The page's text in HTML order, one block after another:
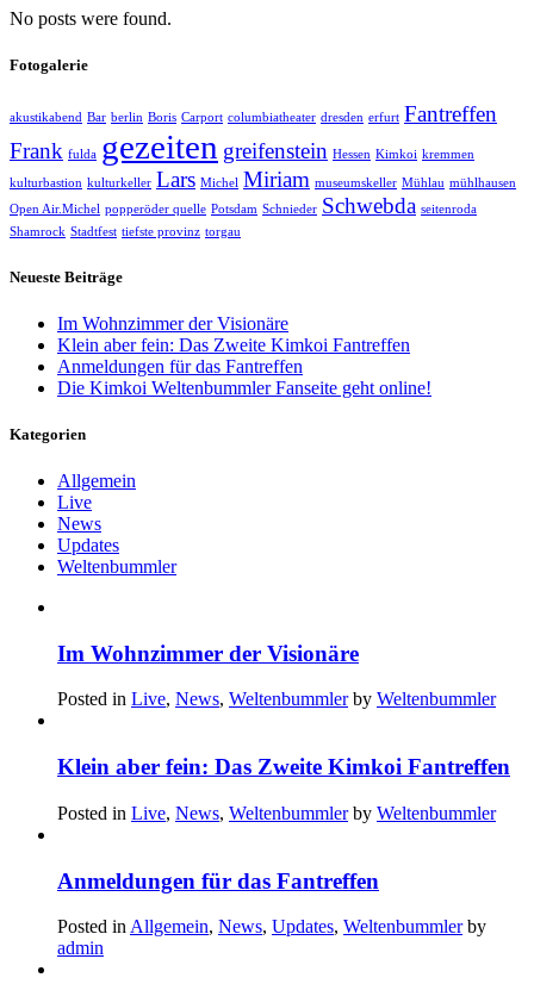
No posts were found.
Fotogalerie
akustikabend Bar berlin Boris Carport columbiatheater dresden erfurt Fantreffen
Frank fulda gezeiten greifenstein Hessen Kimkoi kremmen
kulturbastion kulturkeller Lars Michel Miriam museumskeller Mühlau mühlhausen
Open Air.Michel popperöder quelle Potsdam Schnieder Schwebda seitenroda
Shamrock Stadtfest tiefste provinz torgau
Neueste Beiträge
Im Wohnzimmer der Visionäre
Klein aber fein: Das Zweite Kimkoi Fantreffen
Anmeldungen für das Fantreffen
Die Kimkoi Weltenbummler Fanseite geht online!
Kategorien
Allgemein
Live
News
Updates
Weltenbummler
Im Wohnzimmer der Visionäre
Posted in Live, News, Weltenbummlerby Weltenbummler
Klein aber fein: Das Zweite Kimkoi Fantreffen
Posted in Live, News, Weltenbummlerby Weltenbummler
Anmeldungen für das Fantreffen
Posted in Allgemein, News, Updates, Weltenbummlerby
admin